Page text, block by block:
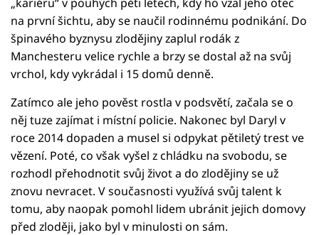
na první šichtu, aby se naučil rodinnému podnikání. Do
špinavého byznysu zlodějiny zaplul rodák z
Manchesteru velice rychle a brzy se dostal až na svůj
vrchol, kdy vykrádal i 15 domů denně.
Zatímco ale jeho pověst rostla v podsvětí, začala se o
něj tuze zajímat i místní policie. Nakonec byl Daryl v
roce 2014 dopaden a musel si odpykat pětiletý trest ve
vězení. Poté, co však vyšel z chládku na svobodu, se
rozhodl přehodnotit svůj život a do zlodějiny se už
znovu nevracet. V současnosti využívá svůj talent k
tomu, aby naopak pomohl lidem ubránit jejich domovy
před zloději, jako byl v minulosti on sám.